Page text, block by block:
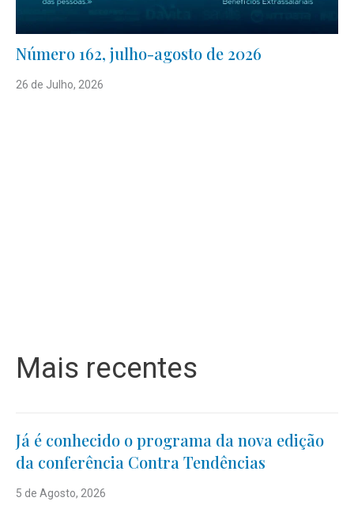
Número 162, julho-agosto de 2026
26 de Julho, 2026
Mais recentes
Já é conhecido o programa da nova edição
da conferência Contra Tendências
5 de Agosto, 2026